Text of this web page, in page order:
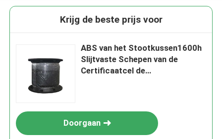
Krijg de beste prijs voor
ABS van het Stootkussen1600h
Slijtvaste Schepen van de
Certificaatcel de
Doorgaan